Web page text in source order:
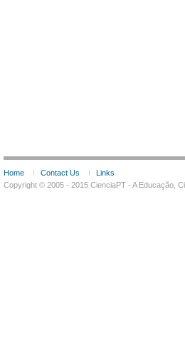
Home Contact Us
Links
Copyright © 2005 - 2015 CienciaPT - A Educação,